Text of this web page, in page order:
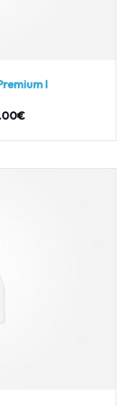
I
€